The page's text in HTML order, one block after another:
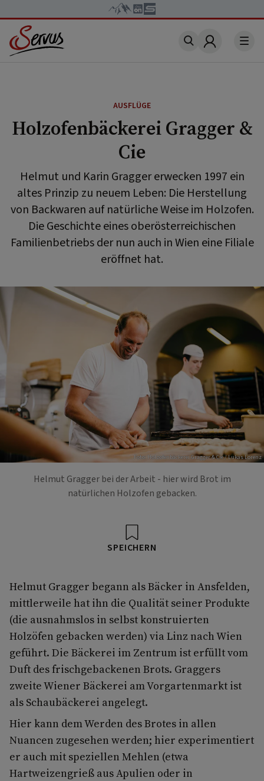
Account
AUSFLÜGE
Holzofenbäckerei Gragger &
Cie
Helmut und Karin Gragger erwecken 1997 ein
altes Prinzip zu neuem Leben: Die Herstellung
von Backwaren auf natürliche Weise im Holzofen.
Die Geschichte eines oberösterreichischen
Familienbetriebs der nun auch in Wien eine Filiale
eröffnet hat.
Foto: Holzofenbäckerei Gragger & Cie / Lukas Lorenz
Helmut Gragger bei der Arbeit - hier wird Brot im
natürlichen Holzofen gebacken.
SPEICHERN
Helmut Gragger begann als Bäcker in Ansfelden,
mittlerweile hat ihn die Qualität seiner Produkte
(die ausnahmslos in selbst konstruierten
Holzöfen gebacken werden) via Linz nach Wien
geführt. Die Bäckerei im Zentrum ist erfüllt vom
Duft des frischgebackenen Brots. Graggers
zweite Wiener Bäckerei am Vorgartenmarkt ist
als Schaubäckerei angelegt.
Hier kann dem Werden des Brotes in allen
Nuancen zugesehen werden; hier experimentiert
er auch mit speziellen Mehlen (etwa
Hartweizengrieß aus Apulien oder in